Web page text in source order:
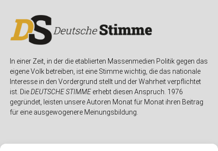
In einer Zeit, in der die etablierten Massenmedien Politik gegen das
eigene Volk betreiben, ist eine Stimme wichtig, die das nationale
Interesse in den Vordergrund stellt und der Wahrheit verpflichtet
ist. DieDEUTSCHE STIMMEerhebt diesen Anspruch. 1976
gegründet, leisten unsere Autoren Monat für Monat ihren Beitrag
für eine ausgewogenere Meinungsbildung.